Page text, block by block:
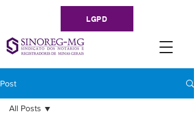
LGPD
Post
All Posts